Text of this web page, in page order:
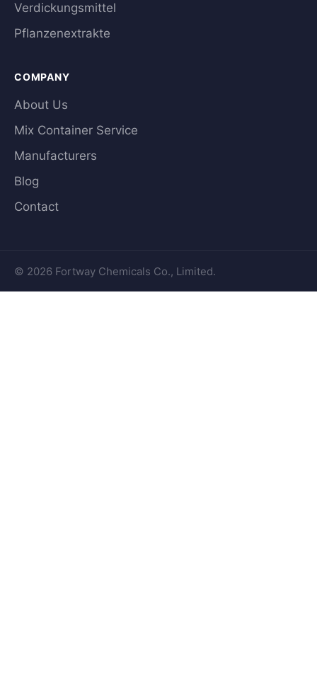
Verdickungsmittel
Pflanzenextrakte
COMPANY
About Us
Mix Container Service
Manufacturers
Blog
Contact
© 2026 Fortway Chemicals Co., Limited.